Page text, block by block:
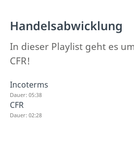
Handelsabwicklung
In dieser Playlist geht es
CFR!
Incoterms
Dauer: 05:38
CFR
Dauer: 02:28